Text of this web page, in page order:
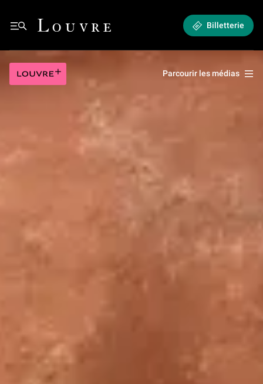
Louvre - Retour à l'accueil
Billetterie
Parcourir les médias
Mon Louvre par Antoine Compagnon : Au Louvre
Jouer la vidéo Mon Louvre par Antoine Compagnon : Au Louvre
soixante années. Il en a vécu les transformations et en connaît la
permanence.
Pendant un an, pour vous, il raconte son Louvre, enregistrant